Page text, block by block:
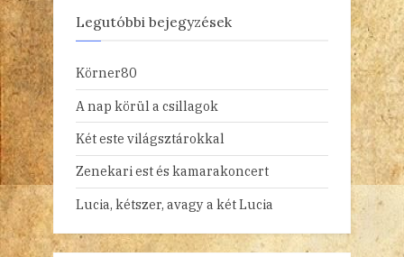
Legutóbbi bejegyzések
Körner80
A nap körül a csillagok
Két este világsztárokkal
Zenekari est és kamarakoncert
Lucia, kétszer, avagy a két Lucia